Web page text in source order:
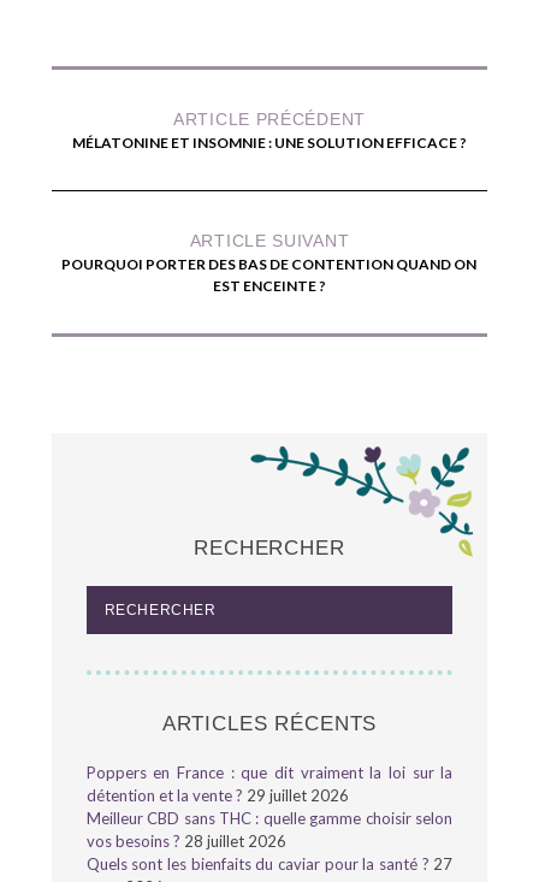
ARTICLE PRÉCÉDENT
MÉLATONINE ET INSOMNIE : UNE SOLUTION EFFICACE ?
ARTICLE SUIVANT
POURQUOI PORTER DES BAS DE CONTENTION QUAND ON
EST ENCEINTE ?
RECHERCHER
ARTICLES RÉCENTS
Poppers en France : que dit vraiment la loi sur la
détention et la vente ? 29 juillet 2026
Meilleur CBD sans THC : quelle gamme choisir selon
vos besoins ? 28 juillet 2026
Quels sont les bienfaits du caviar pour la santé ? 27